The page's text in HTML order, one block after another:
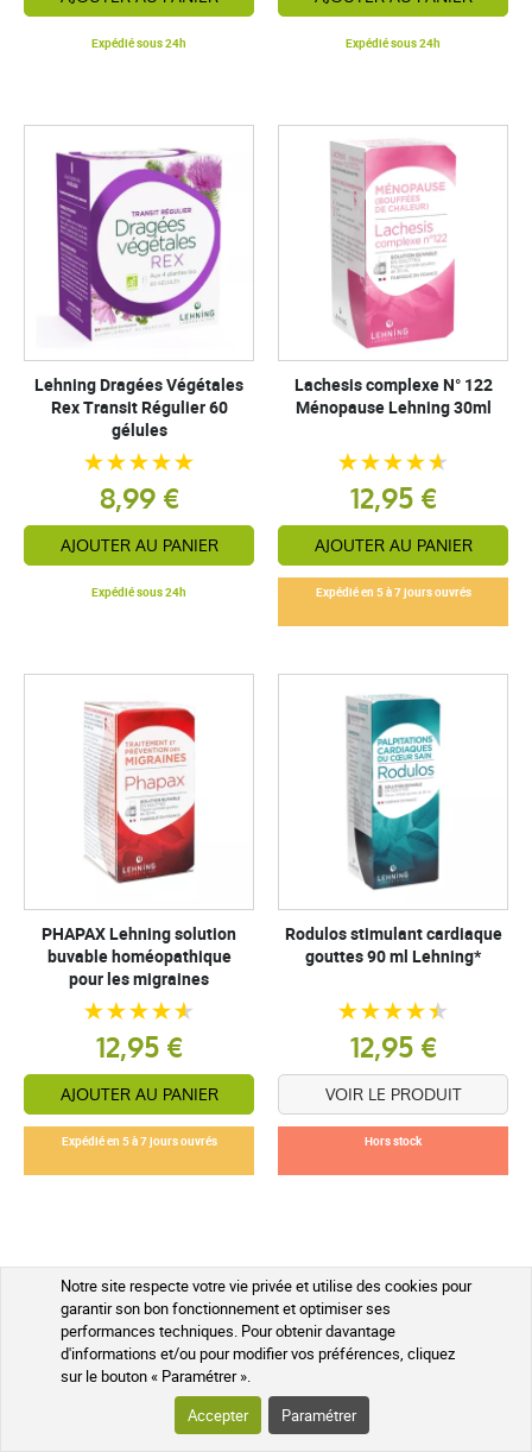
Notre site respecte votre vie privée et utilise des cookies pour
garantir son bon fonctionnement et optimiser ses
performances techniques. Pour obtenir davantage
d'informations et/ou pour modifier vos préférences, cliquez
sur le bouton « Paramétrer ».
Accepter
Paramétrer
Expédié sous 24h Expédié sous 24h
Lehning Dragées Végétales
Rex Transit Régulier 60
gélules
8,99 €
AJOUTER AU PANIER
Expédié sous 24h
Lachesis complexe N° 122
Ménopause Lehning 30ml
12,95 €
AJOUTER AU PANIER
Expédié en 5 à 7 jours ouvrés
PHAPAX Lehning solution
buvable homéopathique
pour les migraines
12,95 €
AJOUTER AU PANIER
Expédié en 5 à 7 jours ouvrés
Rodulos stimulant cardiaque
gouttes 90 ml Lehning*
12,95 €
VOIR LE PRODUIT
Hors stock
À la découverte de Lehning : Une
histoire d’innovation et de passion
Laboratoires Lehningincarnent depuis près d’un siècle
une philosophie unique : réconcilier la santé naturelle et la médecine